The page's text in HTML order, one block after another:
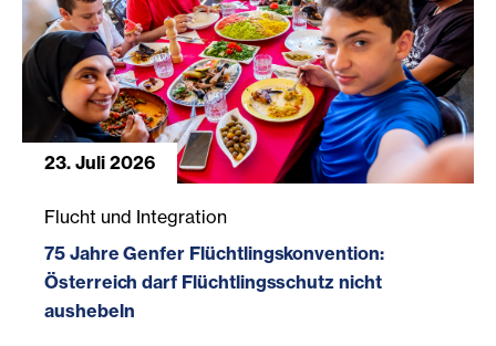
23. Juli 2026
Flucht und Integration
75 Jahre Genfer Flüchtlingskonvention:
Österreich darf Flüchtlingsschutz nicht
aushebeln